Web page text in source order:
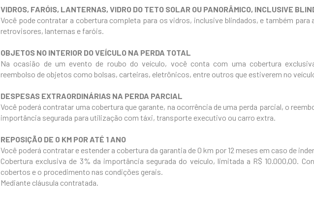
VIDROS, FARÓIS, LANTERNAS, VIDRO DO TETO SOLAR OU PANORÂMICO, INCLUSIVE
Você pode contratar a cobertura completa para os vidros, inclusive blindados, e também para
retrovisores, lanternas e faróis.
OBJETOS NO INTERIOR DO VEÍCULO NA PERDA TOTAL
Na ocasião de um evento de roubo do veículo, você conta com uma cobertura
reembolso de objetos como bolsas, carteiras, eletrônicos, entre outros que estiverem no
DESPESAS EXTRAORDINÁRIAS NA PERDA PARCIAL
Você poderá contratar uma cobertura que garante, na ocorrência de uma perda parcial, o
importância segurada para utilização com táxi, transporte executivo ou carro extra.
REPOSIÇÃO DE 0 KM POR ATÉ 1 ANO
Você poderá contratar e estender a cobertura da garantia de 0 km por 12 meses em caso de
Cobertura exclusiva de 3% da importância segurada do veículo, limitada a R$ 10.000,00.
cobertos e o procedimento nas condições gerais.
Mediante cláusula contratada.